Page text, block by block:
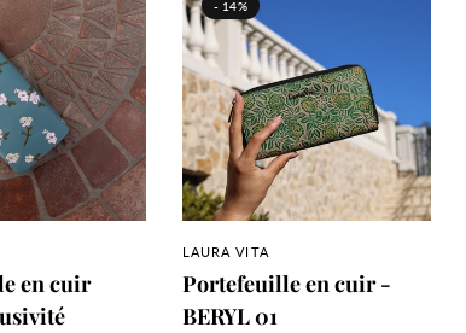
RAPIDE
en cuir
- 14%
APERÇU RAPIDE
LAURA VITA
Portefeuille en cuir -
BERYL 01